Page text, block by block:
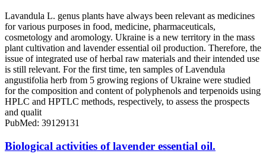
Lavandula L. genus plants have always been relevant as medicines
for various purposes in food, medicine, pharmaceuticals,
cosmetology and aromology. Ukraine is a new territory in the mass
plant cultivation and lavender essential oil production. Therefore, the
issue of integrated use of herbal raw materials and their intended use
is still relevant. For the first time, ten samples of Lavendula
angustifolia herb from 5 growing regions of Ukraine were studied
for the composition and content of polyphenols and terpenoids using
HPLC and HPTLC methods, respectively, to assess the prospects
and qualit
PubMed: 39129131
Biological activities of lavender essential oil.